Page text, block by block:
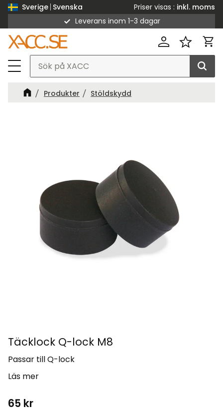
Sverige Svenska Priser visas
inkl. moms
Leverans inom 1-3 dagar
Produkter Stöldskydd
Täcklock Q-lock M8
Passar till Q-lock
Läs mer
65 kr